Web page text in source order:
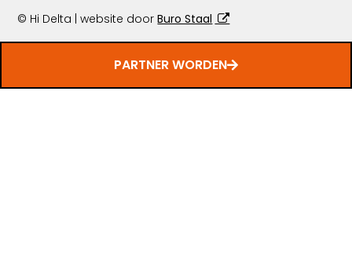
© Hi Delta | website doorBuro Staal
PARTNER WORDEN